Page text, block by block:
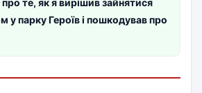
у парку Героїв і пошкодував про